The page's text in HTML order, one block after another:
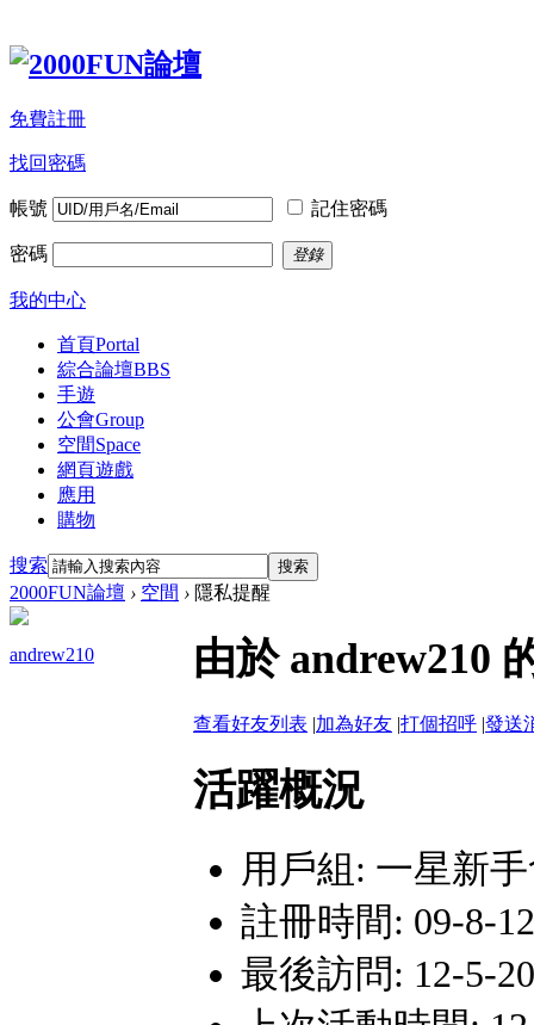
免費註冊
找回密碼
帳號 記住密碼
密碼 登錄
我的中心
首頁Portal
綜合論壇BBS
手遊
公會Group
空間Space
網頁遊戲
應用
購物
搜索 搜索
2000FUN論壇 › 空間 › 隱私提醒
andrew210 由於 andrew210
查看好友列表 |加為好友 |打個招呼 |發送
活躍概況
用戶組: 一星新
註冊時間: 09-8-
最後訪問: 12-5-